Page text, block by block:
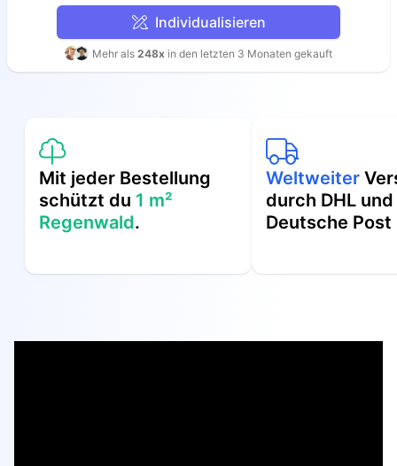
Individualisieren
Mehr als 248x in den letzten 3 Monaten gekauft
Mit jeder Bestellung
schützt du 1 m²
Regenwald.
Weltweiter
durch DHL und
Deutsche Post